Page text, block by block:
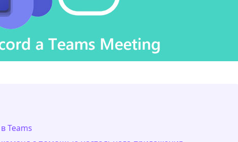
Teams